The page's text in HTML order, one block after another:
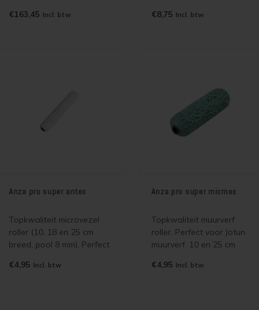
buiten die de
€163,45 Incl. btw
terpentine houdende
€8,75 Incl. btw
Anza pro super antex
Topkwaliteit microvezel
roller (10, 18 en 25 cm
breed, pool 8 mm). Perfect
zowel watergedragen als
€4,95 Incl. btw
Anza pro super micmex
Topkwaliteit muurverf
roller. Perfect voor Jotun
muurverf. 10 en 25 cm
€4,95 Incl. btw